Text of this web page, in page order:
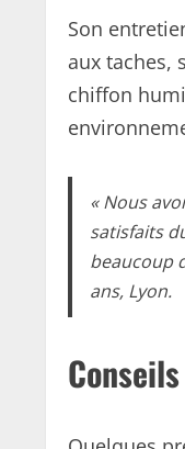
Son
aux taches,
chiffon
« Nous
satisfaits
beaucoup
ans, Lyon.